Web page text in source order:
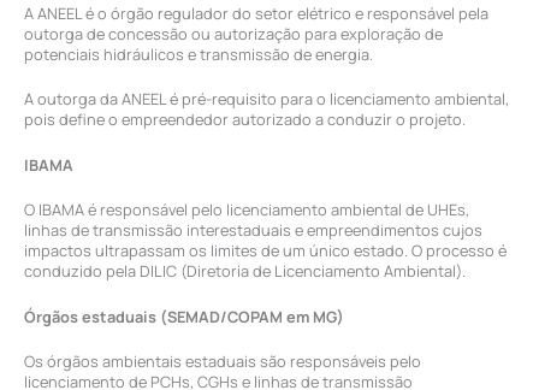
A ANEEL é o órgão regulador do setor elétrico e responsável pela
outorga de concessão ou autorização para exploração de
potenciais hidráulicos e transmissão de energia.
A outorga da ANEEL é pré-requisito para o licenciamento ambiental,
pois define o empreendedor autorizado a conduzir o projeto.
IBAMA
O IBAMA é responsável pelo licenciamento ambiental de UHEs,
linhas de transmissão interestaduais e empreendimentos cujos
impactos ultrapassam os limites de um único estado. O processo é
conduzido pela DILIC (Diretoria de Licenciamento Ambiental).
Órgãos estaduais (SEMAD/COPAM em MG)
Os órgãos ambientais estaduais são responsáveis pelo
licenciamento de PCHs, CGHs e linhas de transmissão